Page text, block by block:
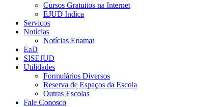
Cursos Gratuitos na Internet
EJUD Indica
Serviços
Notícias
Notícias Enamat
EaD
SISEJUD
Utilidades
Formulários Diversos
Reserva de Espaços da Escola
Outras Escolas
Fale Conosco